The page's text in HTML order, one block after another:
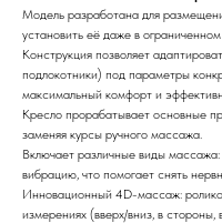
Модель разработана для
установить её даже в
Конструкция позволяет
подлокотники) под параметры
максимальный комфорт и
Кресло прорабатывает основные
заменяя курсы ручного массажа.
Включает различные виды
вибрацию, что помогает снять
Инновационный 4D-массаж:
измерениях (вверх/вниз, в стороны,